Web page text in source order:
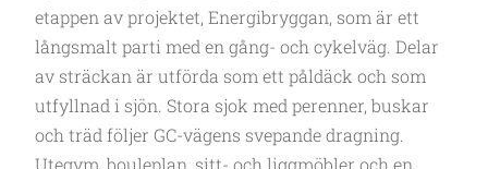
etappen av projektet, Energibryggan, som är ett
långsmalt parti med en gång- och cykelväg. Delar
av sträckan är utförda som ett påldäck och som
utfyllnad i sjön. Stora sjok med perenner, buskar
och träd följer GC-vägens svepande dragning.
Utegym, bouleplan, sitt- och liggmöbler och en